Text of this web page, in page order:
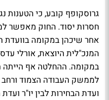
גרוסקופף קובע, כי הטענות
חסרות יסוד. החוק מאפשר
אחר שיכהן במקומה בוועדת
המנכ"לית היוצאת, אורלי
במקומה. ההחלטה אף
לממשק העבודה הצמוד
ועדת הבחירות לבין יו"ר